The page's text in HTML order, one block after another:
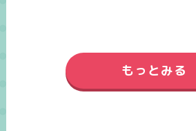
もっとみる